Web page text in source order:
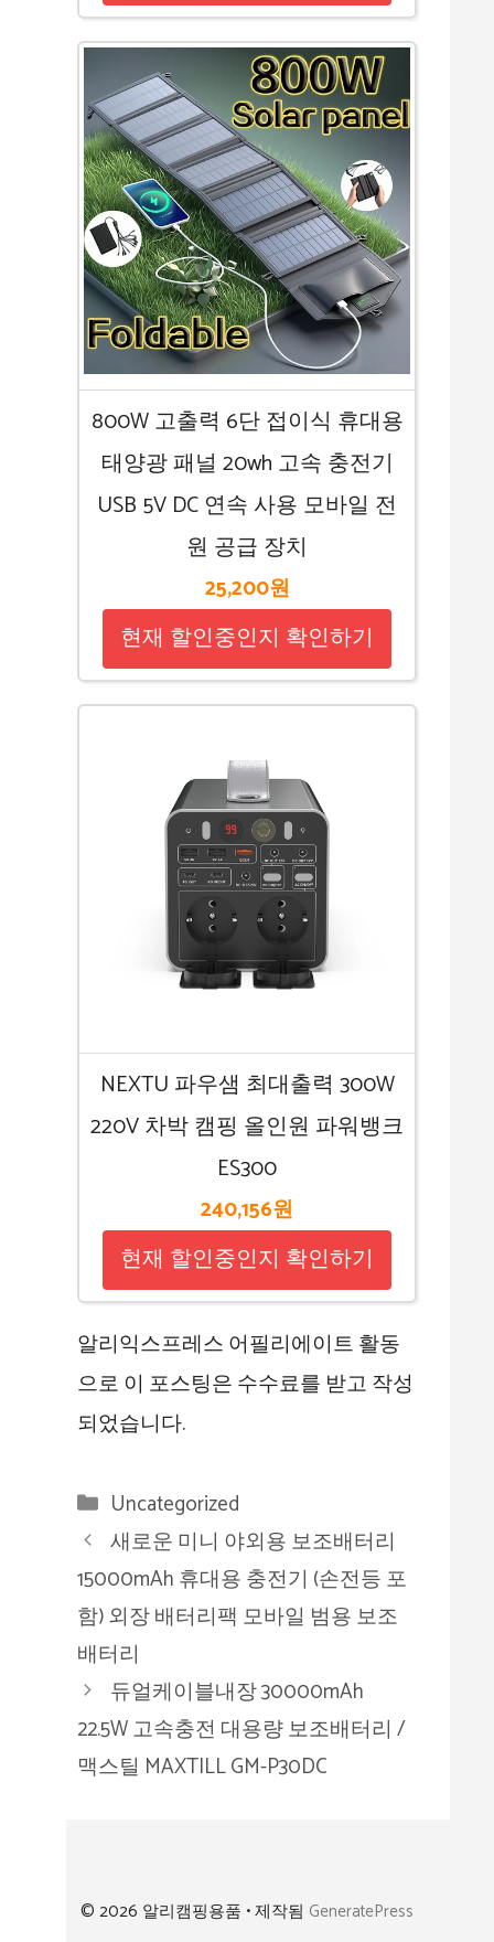
800W 고출력 6단 접이식 휴대용
태양광 패널 20wh 고속 충전기
USB 5V DC 연속 사용 모바일 전
원 공급 장치
25,200원
현재 할인중인지 확인하기
NEXTU 파우샘 최대출력 300W
220V 차박 캠핑 올인원 파워뱅크
ES300
240,156원
현재 할인중인지 확인하기
알리익스프레스 어필리에이트 활동
으로 이 포스팅은 수수료를 받고 작성
되었습니다.
카
테
고
리
Uncategorized
새로운 미니 야외용 보조배터리
15000mAh 휴대용 충전기 (손전등 포
함) 외장 배터리팩 모바일 범용 보조
배터리
듀얼케이블내장 30000mAh
22.5W 고속충전 대용량 보조배터리 /
맥스틸 MAXTILL GM-P30DC
© 2026 알리캠핑용품 • 제작됨 GeneratePress